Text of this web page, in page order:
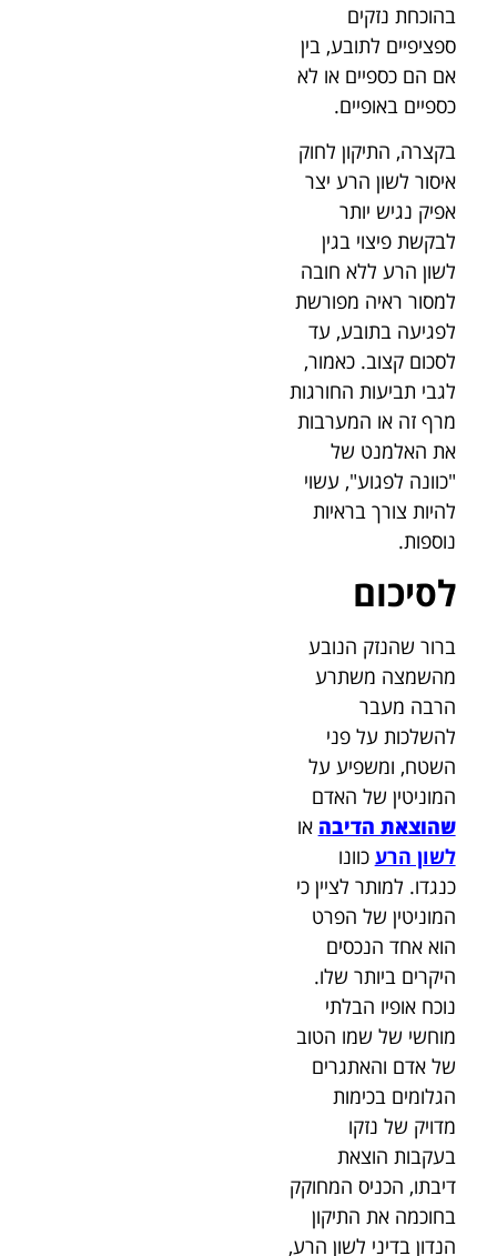
בהוכחת נזקים
ספציפיים לתובע, בין
אם הם כספיים או לא
כספיים באופיים.
בקצרה, התיקון לחוק
איסור לשון הרע יצר
אפיק נגיש יותר
לבקשת פיצוי בגין
לשון הרע ללא חובה
למסור ראיה מפורשת
לפגיעה בתובע, עד
לסכום קצוב. כאמור,
לגבי תביעות החורגות
מרף זה או המערבות
את האלמנט של
"כוונה לפגוע", עשוי
להיות צורך בראיות
נוספות.
לסיכום
ברור שהנזק הנובע
מהשמצה משתרע
הרבה מעבר
להשלכות על פני
השטח, ומשפיע על
המוניטין של האדם
שהוצאת הדיבה או
לשון הרע כוונו
כנגדו. למותר לציין כי
המוניטין של הפרט
הוא אחד הנכסים
היקרים ביותר שלו.
נוכח אופיו הבלתי
מוחשי של שמו הטוב
של אדם והאתגרים
הגלומים בכימות
מדויק של נזקו
בעקבות הוצאת
דיבתו, הכניס המחוקק
בחוכמה את התיקון
הנדון בדיני לשון הרע,